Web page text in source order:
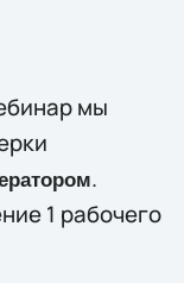
мы
.
1 рабочего